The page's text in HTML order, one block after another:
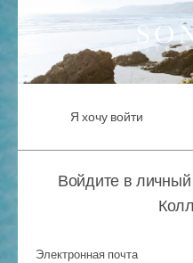
Я хочу войти
Войдите в
Электронная почта